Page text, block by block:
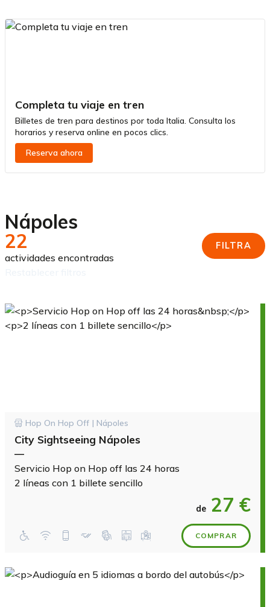
Completa tu viaje en tren
Billetes de tren para destinos por toda Italia. Consulta los
horarios y reserva online en pocos clics.
Reserva ahora
Nápoles
22
actividades encontradas
FILTRA
Hop On Hop Off | Nápoles
City Sightseeing Nápoles
—
Servicio Hop on Hop off las 24 horas
2 líneas con 1 billete sencillo
de 27 €
COMPRAR